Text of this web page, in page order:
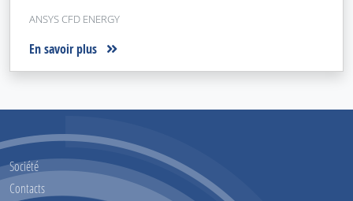
ANSYS CFD ENERGY
En savoir plus
Société
Contacts